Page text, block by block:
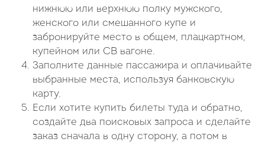
нижнюю или верхнюю полку мужского,
женского или смешанного купе и
забронируйте место в общем, плацкартном,
купейном или СВ вагоне.
Заполните данные пассажира и оплачивайте
выбранные места, используя банковскую
карту.
Если хотите купить билеты туда и обратно,
создайте два поисковых запроса и сделайте
заказ сначала в одну сторону, а потом в